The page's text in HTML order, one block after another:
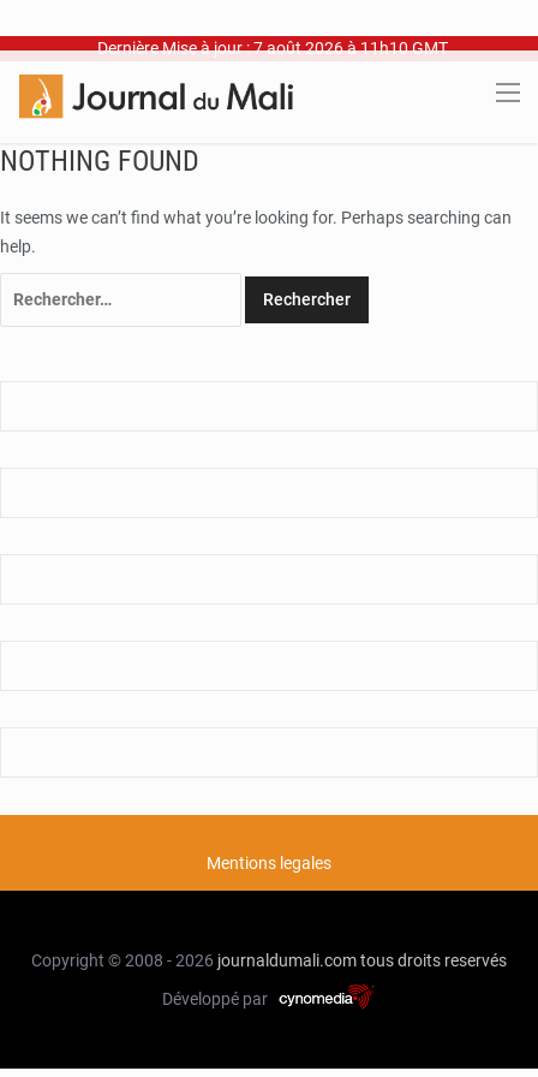
Dernière Mise à jour : 7 août 2026 à 11h10 GMT
NOTHING FOUND
It seems we can’t find what you’re looking for. Perhaps searching can
help.
Mentions legales
Copyright © 2008 - 2026 journaldumali.comtous droits reservés
Développé par